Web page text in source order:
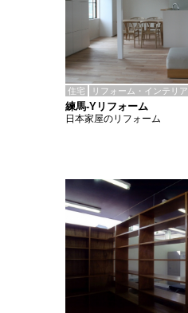
住宅 リフォーム・インテリア
練馬-Yリフォーム
日本家屋のリフォーム